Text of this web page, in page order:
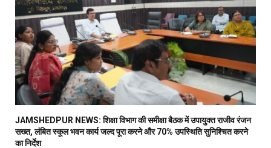
JAMSHEDPUR NEWS: शिक्षा विभाग की समीक्षा बैठक में उपायुक्त राजीव रंजन
सख्त, लंबित स्कूल भवन कार्य जल्द पूरा करने और 70% उपस्थिति सुनिश्चित करने
का निर्देश